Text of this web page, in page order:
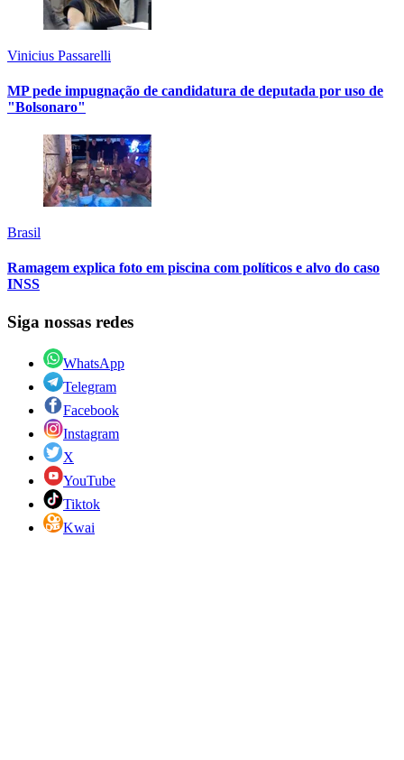
Vinicius Passarelli
MP pede impugnação de candidatura de deputada por uso de
"Bolsonaro"
Brasil
Ramagem explica foto em piscina com políticos e alvo do caso
INSS
Siga nossas redes
WhatsApp
Telegram
Facebook
Instagram
X
YouTube
Tiktok
Kwai